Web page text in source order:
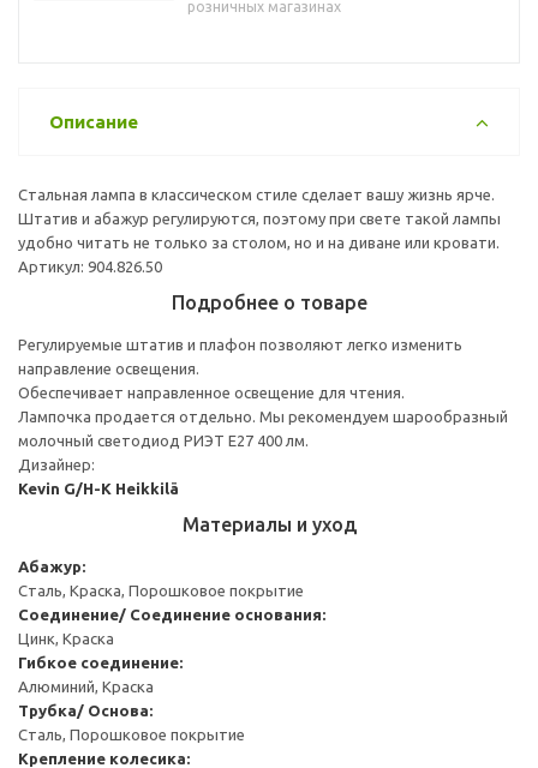
розничных магазинах
Описание
Стальная лампа в классическом стиле сделает вашу жизнь ярче.
Штатив и абажур регулируются, поэтому при свете такой лампы
удобно читать не только за столом, но и на диване или кровати.
Артикул: 904.826.50
Подробнее о товаре
Регулируемые штатив и плафон позволяют легко изменить
направление освещения.
Обеспечивает направленное освещение для чтения.
Лампочка продается отдельно. Мы рекомендуем шарообразный
молочный светодиод РИЭТ E27 400 лм.
Дизайнер:
Kevin G/H-K Heikkilä
Материалы и уход
Абажур:
Сталь, Краска, Порошковое покрытие
Соединение/ Соединение основания:
Цинк, Краска
Гибкое соединение:
Алюминий, Краска
Трубка/ Основа:
Сталь, Порошковое покрытие
Крепление колесика: